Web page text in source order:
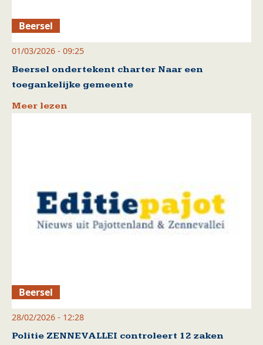
Beersel
01/03/2026 - 09:25
Beersel ondertekent charter Naar een
toegankelijke gemeente
Meer lezen
Beersel
28/02/2026 - 12:28
Politie ZENNEVALLEI controleert 12 zaken